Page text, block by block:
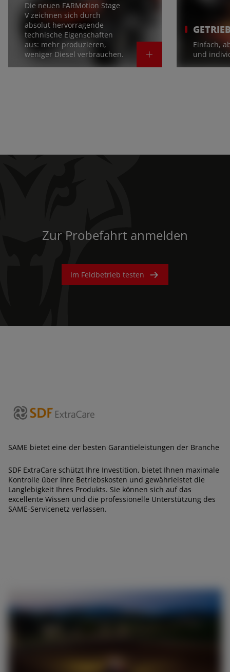
Latina (Español)
Die neuen FARMotion Stage
V zeichnen sich durch
absolut hervorragende
technische Eigenschaften
aus: mehr produzieren,
weniger Diesel verbrauchen.
Einfach,
und
Zur Probefahrt anmelden
Im Feldbetrieb testen
SAME bietet eine der besten Garantieleistungen der Branche
SDF ExtraCare schützt Ihre Investition, bietet Ihnen maximale
Kontrolle über Ihre Betriebskosten und gewährleistet die
Langlebigkeit Ihres Produkts. Sie können sich auf das
excellente Wissen und die professionelle Unterstützung des
SAME-Servicenetz verlassen.